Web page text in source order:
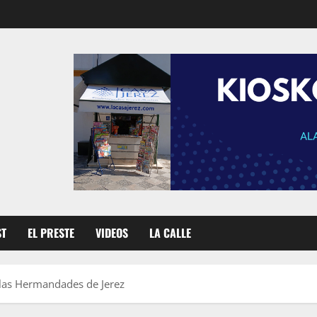
EL PRESTE VIDEOS LA CALLE
Hermandades de Jerez